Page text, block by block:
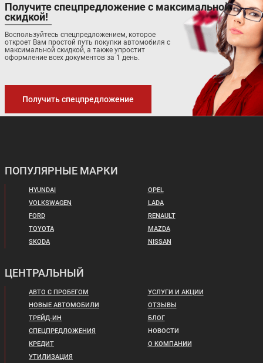
Получите спецпредложение с максимальной
скидкой!
Воспользуйтесь спецпредложением, которое
откроет Вам простой путь покупки автомобиля с
максимальной скидкой, а также упростит
оформление всех документов за 1 день.
Получить спецпредложение
ПОПУЛЯРНЫЕ МАРКИ
HYUNDAI
VOLKSWAGEN
FORD
TOYOTA
SKODA
OPEL
LADA
RENAULT
MAZDA
NISSAN
ЦЕНТРАЛЬНЫЙ
АВТО С ПРОБЕГОМ
НОВЫЕ АВТОМОБИЛИ
ТРЕЙД-ИН
СПЕЦПРЕДЛОЖЕНИЯ
КРЕДИТ
УТИЛИЗАЦИЯ
УСЛУГИ И АКЦИИ
ОТЗЫВЫ
БЛОГ
НОВОСТИ
О КОМПАНИИ